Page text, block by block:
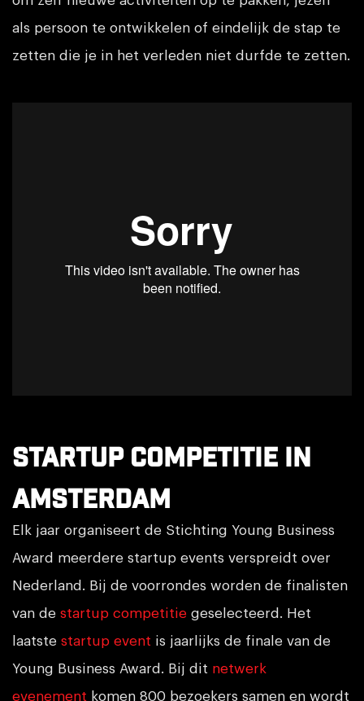
als persoon te ontwikkelen of eindelijk de stap te
zetten die je in het verleden niet durfde te zetten.
Startup competitie in
Amsterdam
Elk jaar organiseert de Stichting Young Business
Award meerdere startup events verspreidt over
Nederland. Bij de voorrondes worden de finalisten
van de startup competitie geselecteerd. Het
laatste startup event is jaarlijks de finale van de
Young Business Award. Bij dit netwerk
evenement komen 800 bezoekers samen en wordt